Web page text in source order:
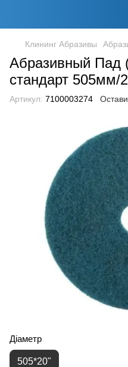
Клининг Абразивы
Абразивный Пад
стандарт 505мм/
Артикул: 7100003274
Діаметр
505*20"